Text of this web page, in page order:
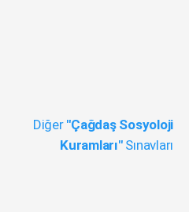
Diğer "Çağdaş Sosyoloji
Kuramları"Sınavları